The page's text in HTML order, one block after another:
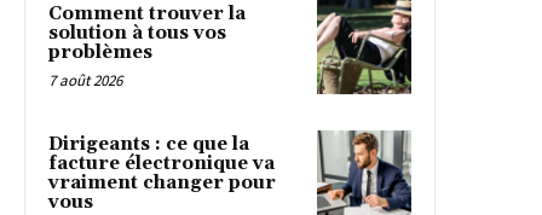
Comment trouver la
solution à tous vos
problèmes
7 août 2026
Dirigeants : ce que la
facture électronique va
vraiment changer pour
vous